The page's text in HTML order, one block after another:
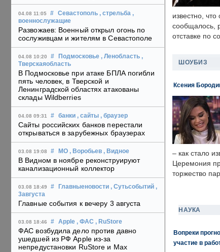
04.08 11:05 # Севастополь , стрельба ,
военнослужащие
Развожаев: Военный открыл огонь по
сослуживцам и жителям в Севастополе
04.08 10:20 # Подмосковье , Ленобласть ,
Тверскаяобласть
В Подмосковье при атаке БПЛА погибли
пять человек, в Тверской и
Ленинградской областях атакованы
склады Wildberries
04.08 09:31 # банки , сайты , браузер
Сайты российских банков перестали
открываться в зарубежных браузерах
03.08 19:08 # МО , Воробьев , Видное
В Видном в ноябре реконструируют
канализационный коллектор
03.08 18:49 # Главныеновости , Сутьсобытий ,
3августа
Главные события к вечеру 3 августа
03.08 18:46 # Apple , ФАС , RuStore
ФАС возбудила дело против давно
ушедшей из РФ Apple из-за
непредустановки RuStore и Max
известно,
сообщалось,
отставке по
ШОУБИЗ
Ксения
– как стало
Церемония
торжество
НАУКА
Вопреки
участие в